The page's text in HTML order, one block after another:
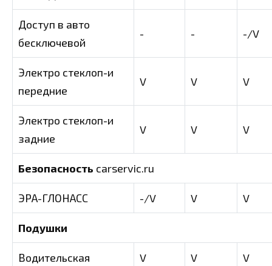
Доступ в авто
бесключевой
- - -/V
Электро стеклоп-и
передние
V V V
Электро стеклоп-и
задние
V V V
Безопасность carservic.ru
ЭРА-ГЛОНАСС -/V V V
Подушки
Водительская V V V